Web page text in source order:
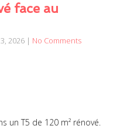
face au
2026 | No Comments
un T5 de 120 m² rénové.